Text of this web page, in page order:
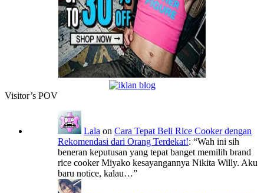
Visitor’s POV
Lala on Cara Tepat Beli Rice Cooker dengan
Rekomendasi dari Orang Terdekat!: “Wah ini sih
beneran keputusan yang tepat banget memilih brand
rice cooker Miyako kesayangannya Nikita Willy. Aku
baru notice, kalau…”